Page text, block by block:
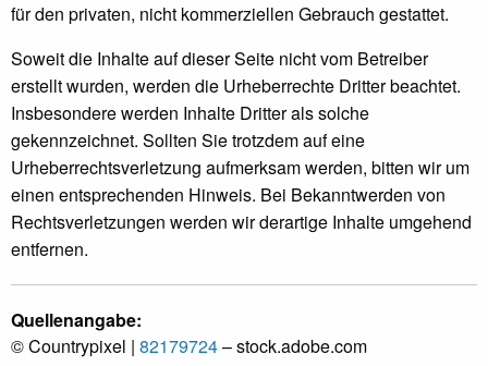
für den privaten, nicht kommerziellen Gebrauch gestattet.
Soweit die Inhalte auf dieser Seite nicht vom Betreiber
erstellt wurden, werden die Urheberrechte Dritter beachtet.
Insbesondere werden Inhalte Dritter als solche
gekennzeichnet. Sollten Sie trotzdem auf eine
Urheberrechtsverletzung aufmerksam werden, bitten wir um
einen entsprechenden Hinweis. Bei Bekanntwerden von
Rechtsverletzungen werden wir derartige Inhalte umgehend
entfernen.
Quellenangabe:
© Countrypixel | 82179724– stock.adobe.com